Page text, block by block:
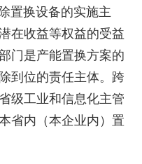
置换设备的实施主
在收益等权益的受益
门是产能置换方案的
到位的责任主体。跨
级工业和信息化主管
省内（本企业内）置